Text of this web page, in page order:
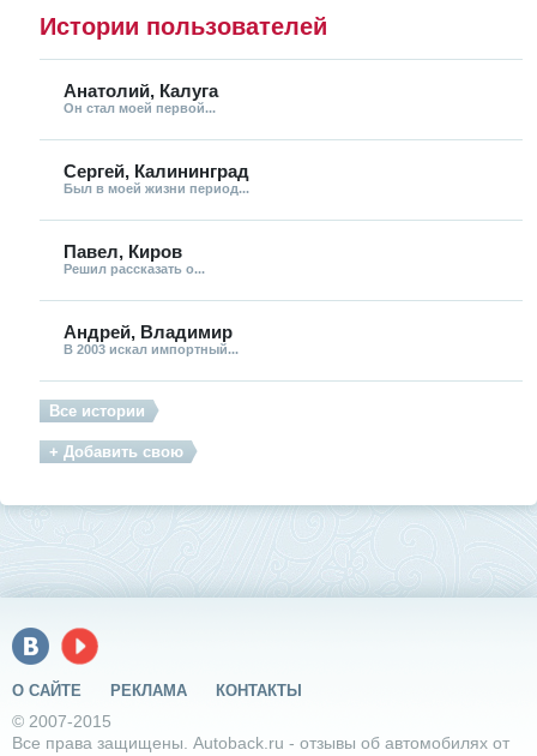
Истории пользователей
Анатолий, Калуга
Он стал моей первой...
Сергей, Калининград
Был в моей жизни период...
Павел, Киров
Решил рассказать о...
Андрей, Владимир
В 2003 искал импортный...
Все истории
+ Добавить свою
О САЙТЕ РЕКЛАМА КОНТАКТЫ
© 2007-2015
Все права защищены. Autoback.ru - отзывы об автомобилях от